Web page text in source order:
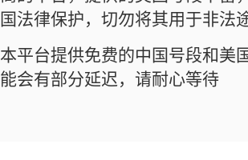
国法律保护，切勿将其用于非法
本平台提供免费的中国号段和美
能会有部分延迟，请耐心等待